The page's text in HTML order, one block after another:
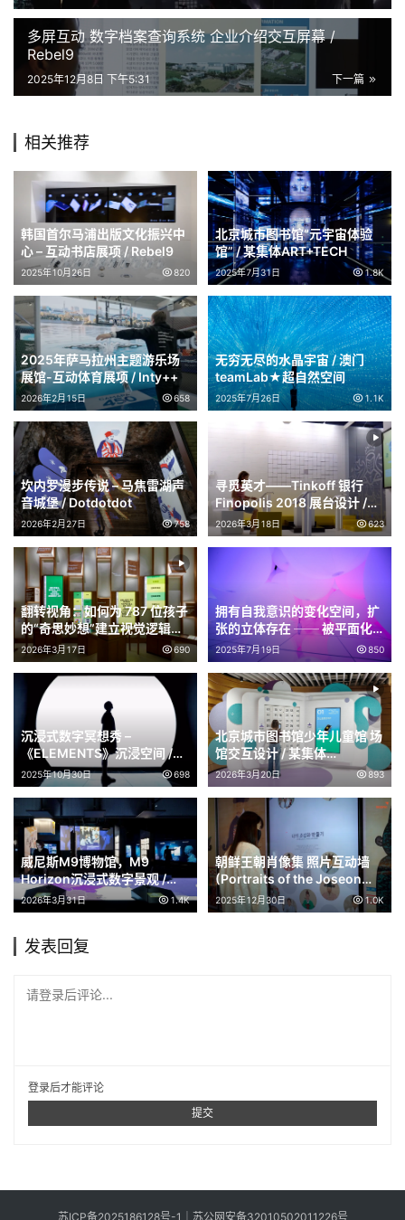
我
要
稿
中
多屏互动 数字档案查询系统 企业介绍交互屏幕 /
Rebel9
下一篇
2025年12月8日 下午5:31
相关推荐
韩国首尔马浦出版文化振兴中
心 – 互动书店展项 / Rebel9
2025年10月26日 820
北京城市图书馆“元宇宙体验
馆” / 某集体ART+TECH
2025年7月31日 1.8K
2025年萨马拉州主题游乐场
展馆-互动体育展项 / Inty++
2026年2月15日 658
无穷无尽的水晶宇宙 / 澳门
teamLab★超自然空间
2025年7月26日 1.1K
坎内罗漫步传说 – 马焦雷湖声
音城堡 / Dotdotdot
2026年2月27日 758
寻觅英才——Tinkoff 银行
Finopolis 2018 展台设计 /
Inty++
2026年3月18日 623
翻转视角：如何为 787 位孩子
的“奇思妙想”建立视觉逻辑？
/ Rebel9
2026年3月17日 690
拥有自我意识的变化空间，扩
张的立体存在 ── 被平面化
的3种颜色与暧昧的9种色彩，
自由飘浮 / 澳门teamLab★超
自然空间
2025年7月19日 850
沉浸式数字冥想秀 –
《ELEMENTS》沉浸空间 /
Radugadesign
2025年10月30日 698
北京城市图书馆少年儿童馆 场
馆交互设计 / 某集体
ART+TECH
2026年3月20日 893
威尼斯M9博物馆，M9
Horizon沉浸式数字景观 /
Dotdotdot
2026年3月31日 1.4K
朝鲜王朝肖像集 照片互动墙
(Portraits of the Joseon
Dynasty) / SIGONGtech
2025年12月30日 1.0K
发表回复
请登录后评论...
登录后才能评论
提交
苏ICP备2025186128号-1 苏公网安备32010502011226号